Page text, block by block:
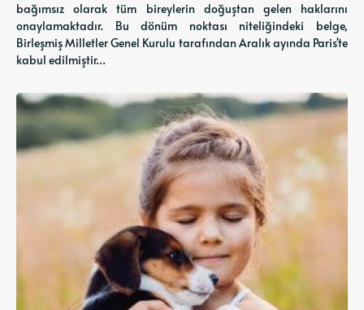
bağımsız olarak tüm bireylerin doğuştan gelen haklarını
onaylamaktadır. Bu dönüm noktası niteliğindeki belge,
Birleşmiş Milletler Genel Kurulu tarafından Aralık ayında Paris'te
kabul edilmiştir…